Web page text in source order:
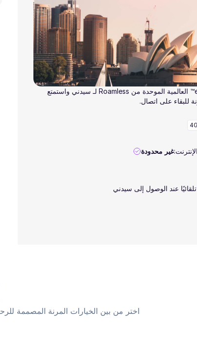
احصل على شريحة eSIM™ العالمية الموحدة من Roamless لـ سيدني واستمتع
للبقاء على اتصال.
غير محدودة
عند الوصول إلى سيدني
اختر من بين الخيارات المرنة المصممة